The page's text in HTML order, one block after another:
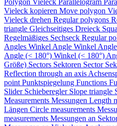
Polygon Vieleck Parallelogram
Vieleck kopieren Move polygon
Vieleck drehen Regular polygons
triangle Gleichseitiges Dreieck
Regelmäßiges Sechseck Regular
Angles Winkel Angle Winkel
Angle (< 180°) Winkel (< 180°)
Größe) Sectors Sektoren Sector
Reflection through an axis
point Punktspiegelung Functions
Slider Schieberegler Slope triangle
Measurements Messungen Length
Längen Circle measurements
measurements Messungen an